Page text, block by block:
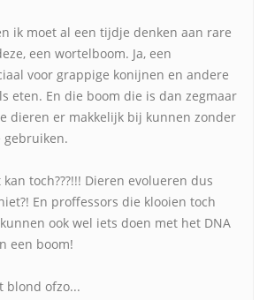
ik moet al een tijdje denken aan rare
een wortelboom. Ja, een
voor grappige konijnen en andere
eten. En die boom die is dan zegmaar
dieren er makkelijk bij kunnen zonder
toch???!!! Dieren evolueren dus
En proffessors die klooien toch
ook wel iets doen met het DNA
een boom!
blond ofzo...